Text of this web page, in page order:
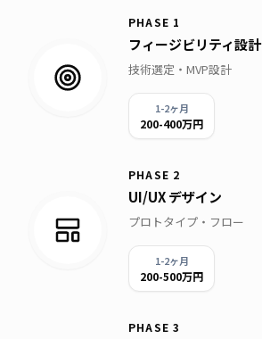
PHASE 1
フィージビリティ設計
技術選定・MVP設計
1-2ヶ月
200-400万円
PHASE 2
UI/UX デザイン
プロトタイプ・フロー
1-2ヶ月
200-500万円
PHASE3